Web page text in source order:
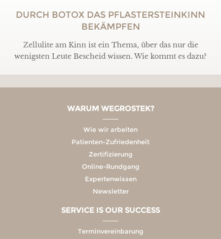
DURCH BOTOX DAS PFLASTERSTEINKINN
BEKÄMPFEN
Zellulite am Kinn ist ein Thema, über das nur die
wenigsten Leute Bescheid wissen. Wie kommt es dazu?
WARUM WEGROSTEK?
Wie wir arbeiten
Patienten-Zufriedenheit
Zertifizierung
Online-Rundgang
Expertenwissen
Newsletter
SERVICE IS OUR SUCCESS
Terminvereinbarung